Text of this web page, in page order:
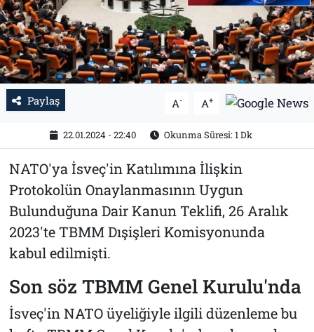
Paylaş A- A+
22.01.2024 - 22:40 Okunma Süresi: 1 Dk
NATO'ya İsveç'in Katılımına İlişkin
Protokolün Onaylanmasının Uygun
Bulunduğuna Dair Kanun Teklifi, 26 Aralık
2023'te TBMM Dışişleri Komisyonunda
kabul edilmişti.
Son söz TBMM Genel Kurulu'nda
İsveç'in NATO üyeliğiyle ilgili düzenleme bu